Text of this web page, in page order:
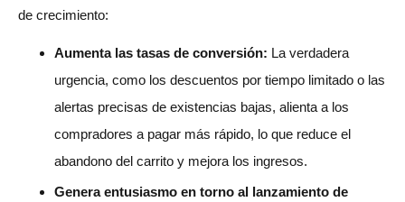
de crecimiento:
Aumenta las tasas de conversión: La verdadera
urgencia, como los descuentos por tiempo limitado o las
alertas precisas de existencias bajas, alienta a los
compradores a pagar más rápido, lo que reduce el
abandono del carrito y mejora los ingresos.
Genera entusiasmo en torno al lanzamiento de